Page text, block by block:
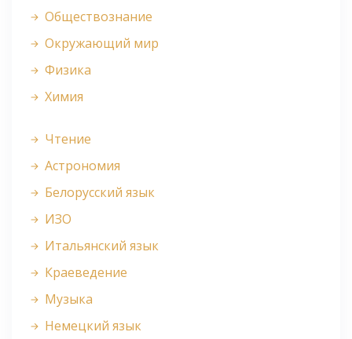
Обществознание
Окружающий мир
Физика
Химия
Чтение
Астрономия
Белорусский язык
ИЗО
Итальянский язык
Краеведение
Музыка
Немецкий язык